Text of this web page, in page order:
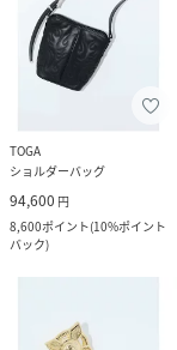
TOGA
ショルダーバッグ
94,600 円
8,600ポイント(10%ポイント
バック)